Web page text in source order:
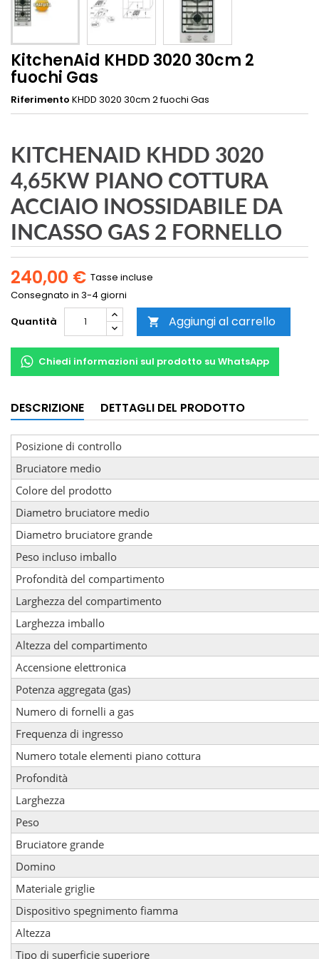
KitchenAid KHDD 3020 30cm 2
fuochi Gas
Riferimento KHDD 3020 30cm 2 fuochi Gas
KITCHENAID KHDD 3020
4,65KW PIANO COTTURA
ACCIAIO INOSSIDABILE DA
INCASSO GAS 2 FORNELLO
240,00 € Tasse incluse
Consegnato in 3-4 giorni
Quantità
 Aggiungi al carrello
Chiedi informazioni sul prodotto su WhatsApp
DESCRIZIONE DETTAGLI DEL PRODOTTO
Posizione di controllo
Bruciatore medio
Colore del prodotto
Diametro bruciatore medio
Diametro bruciatore grande
Peso incluso imballo
Profondità del compartimento
Larghezza del compartimento
Larghezza imballo
Altezza del compartimento
Accensione elettronica
Potenza aggregata (gas)
Numero di fornelli a gas
Frequenza di ingresso
Numero totale elementi piano cottura
Profondità
Larghezza
Peso
Bruciatore grande
Domino
Materiale griglie
Dispositivo spegnimento fiamma
Altezza
Tipo di superficie superiore